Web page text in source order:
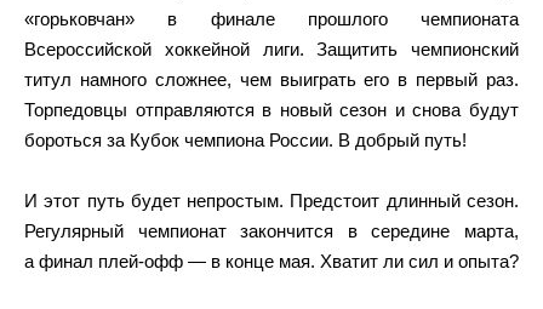
«горьковчан» в финале прошлого чемпионата
Всероссийской хоккейной лиги. Защитить чемпионский
титул намного сложнее, чем выиграть его в первый раз.
Торпедовцы отправляются в новый сезон и снова будут
бороться за Кубок чемпиона России. В добрый путь!
И этот путь будет непростым. Предстоит длинный сезон.
Регулярный чемпионат закончится в середине марта,
а финал плей-офф — в конце мая. Хватит ли сил и опыта?